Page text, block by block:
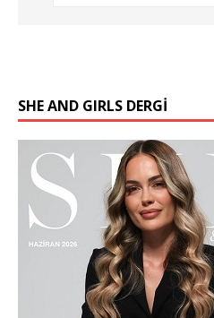
SHE AND GIRLS DERGİ